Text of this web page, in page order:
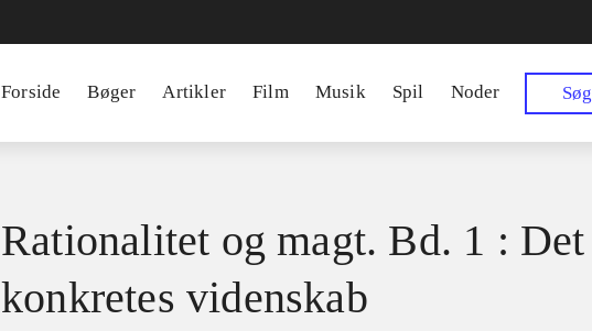
Forside Bøger Artikler Film Musik Spil Noder Søg
Rationalitet og magt. Bd. 1 : Det
konkretes videnskab